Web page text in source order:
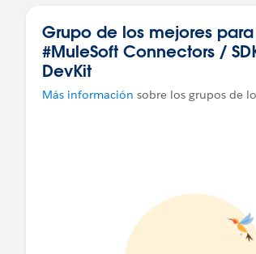
Grupo de los mejores para
#MuleSoft Connectors /
DevKit
Más información sobre los grupos de